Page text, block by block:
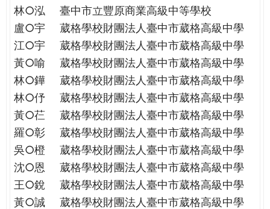
民。
WAGOR
TODAY
THE
WORLD
TOMORROW
PUTTING
YOU
THE
PATH
GLOBAL
CITIZENSHIP
林○泓
臺中市立豐原商業高級中等學校
盧○宇
葳格學校財團法人臺中市葳格高級中學
江○宇
葳格學校財團法人臺中市葳格高級中學
黃○喻
葳格學校財團法人臺中市葳格高級中學
林○鏵
葳格學校財團法人臺中市葳格高級中學
林○伃
葳格學校財團法人臺中市葳格高級中學
黃○芢
葳格學校財團法人臺中市葳格高級中學
羅○彰
葳格學校財團法人臺中市葳格高級中學
吳○橙
葳格學校財團法人臺中市葳格高級中學
沈○恩
葳格學校財團法人臺中市葳格高級中學
王○銳
葳格學校財團法人臺中市葳格高級中學
黃○誠
葳格學校財團法人臺中市葳格高級中學